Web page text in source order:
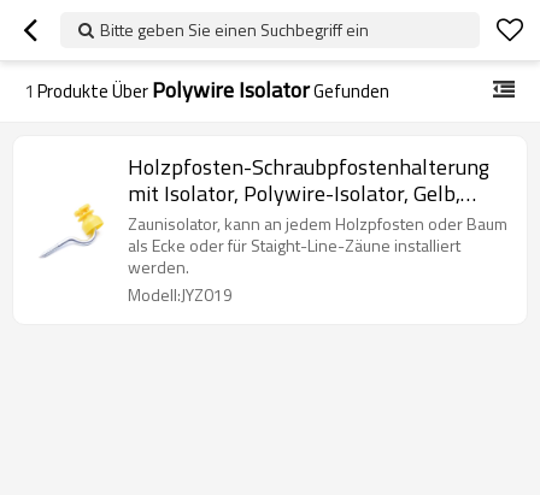
Bitte geben Sie einen Suchbegriff ein
1 Produkte ÜberPolywire IsolatorGefunden
Holzpfosten-Schraubpfostenhalterung
mit Isolator, Polywire-Isolator, Gelb,
Schwarz
Zaunisolator, kann an jedem Holzpfosten oder Baum
als Ecke oder für Staight-Line-Zäune installiert
werden.
Modell:JYZ019